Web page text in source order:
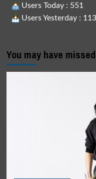
Users Today : 551
Users Yesterday :
You may have missed